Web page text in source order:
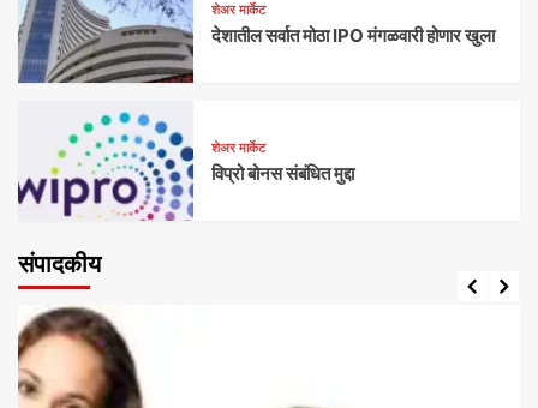
शेअर मार्केट
देशातील सर्वात मोठा IPO मंगळवारी होणार खुला
शेअर मार्केट
विप्रो बोनस संबंधित मुद्दा
संपादकीय